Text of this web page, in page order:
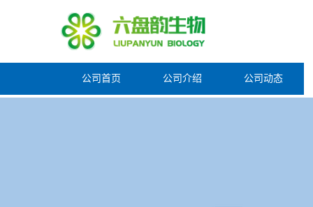
公司首页 公司介绍 公司动态